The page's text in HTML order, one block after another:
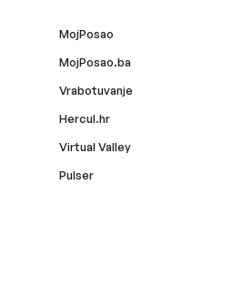
MojPosao
MojPosao.ba
Vrabotuvanje
Hercul.hr
Virtual Valley
Pulser